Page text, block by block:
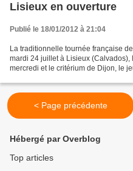
Lisieux en ouverture
Publié le 18/01/2012 à 21:04
La traditionnelle tournée française
mardi 24 juillet à Lisieux
mercredi et le critérium de Dijon, le
< Page précédente
Hébergé par Overblog
Top articles